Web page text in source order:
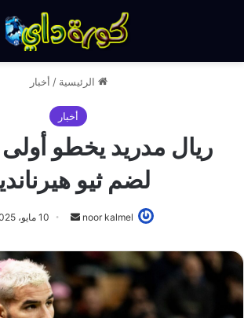
الرئيسية / أخبار
أخبار
ريال مدريد يخطو
لضم ثيو
noor kalmel
أرسل
إلكترونيا
10 مايو، 2025